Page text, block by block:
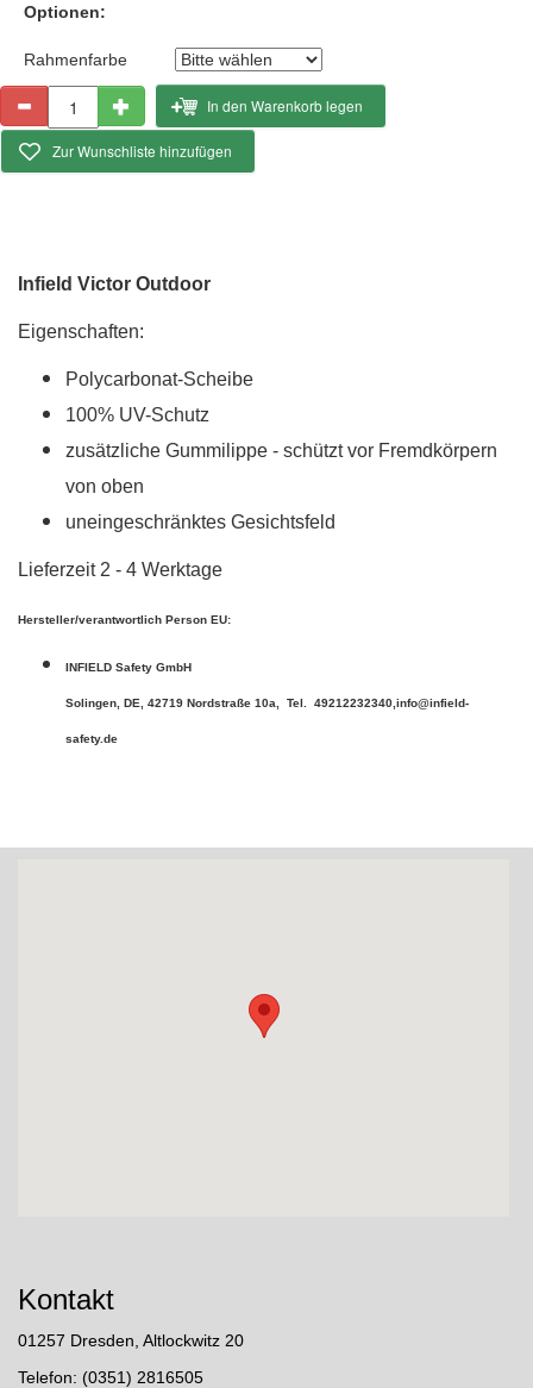
Optionen:
Rahmenfarbe
In den Warenkorb legen
Zur Wunschliste hinzufügen
Infield Victor Outdoor
Eigenschaften:
Polycarbonat-Scheibe
100% UV-Schutz
zusätzliche Gummilippe - schützt vor Fremdkörpern
von oben
uneingeschränktes Gesichtsfeld
Lieferzeit 2 - 4 Werktage
Hersteller/verantwortlich Person EU:
INFIELD Safety GmbH
Solingen DE 42719 Nordstraße 10a, Tel. 49212232340, info@infield-
safety.de
Kontakt
01257 Dresden, Altlockwitz 20
Telefon: (0351) 2816505